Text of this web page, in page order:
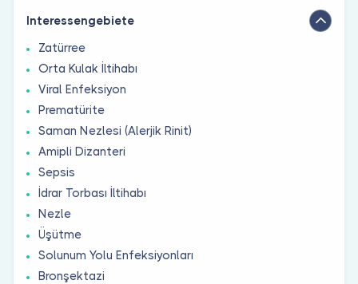
Interessengebiete
Zatürree
Orta Kulak İltihabı
Viral Enfeksiyon
Prematürite
Saman Nezlesi (Alerjik Rinit)
Amipli Dizanteri
Sepsis
İdrar Torbası İltihabı
Nezle
Üşütme
Solunum Yolu Enfeksiyonları
Bronşektazi